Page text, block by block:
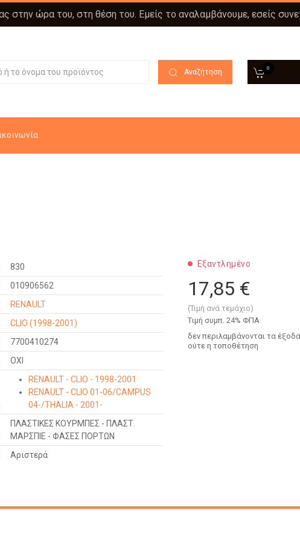
στην ώρα του, στη θέση του. Εμείς το αναλαμβάνουμε, εσείς
Αναζήτηση 0
830
010906562
RENAULT
CLIO (1998-2001)
7700410274
ΟΧΙ
RENAULT - CLIO - 1998-2001
RENAULT - CLIO 01-06/CAMPUS
04-/THALIA - 2001-
ΠΛΑΣΤΙΚΕΣ ΚΟΥΡΜΠΕΣ - ΠΛΑΣΤ.
ΜΑΡΣΠΙΕ - ΦΑΣΕΣ ΠΟΡΤΩΝ
Αριστερά
Εξαντλημένο
17,85 €
(Τιμή ανά τεμάχιο)
Tιμή συμπ. 24% ΦΠΑ
δεν περιλαμβάνονται τα
ούτε η τοποθέτηση